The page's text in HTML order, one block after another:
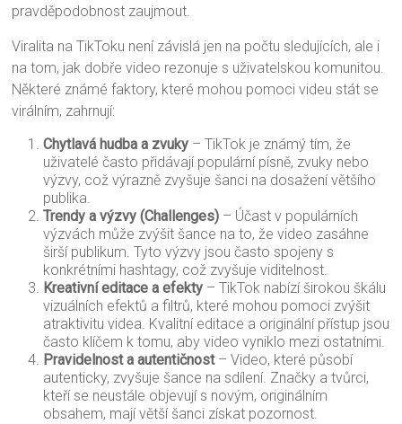
pravděpodobnost zaujmout.
Viralita na TikToku není závislá jen na počtu sledujících, ale i
na tom, jak dobře video rezonuje s uživatelskou komunitou.
Některé známé faktory, které mohou pomoci videu stát se
virálním, zahrnují:
Chytlavá hudba a zvuky – TikTok je známý tím, že
uživatelé často přidávají populární písně, zvuky nebo
výzvy, což výrazně zvyšuje šanci na dosažení většího
publika.
Trendy a výzvy (Challenges) – Účast v populárních
výzvách může zvýšit šance na to, že video zasáhne
širší publikum. Tyto výzvy jsou často spojeny s
konkrétními hashtagy, což zvyšuje viditelnost.
Kreativní editace a efekty – TikTok nabízí širokou škálu
vizuálních efektů a filtrů, které mohou pomoci zvýšit
atraktivitu videa. Kvalitní editace a originální přístup jsou
často klíčem k tomu, aby video vyniklo mezi ostatními.
Pravidelnost a autentičnost– Video, které působí
autenticky, zvyšuje šance na sdílení. Značky a tvůrci,
kteří se neustále objevují s novým, originálním
obsahem, mají větší šanci získat pozornost.